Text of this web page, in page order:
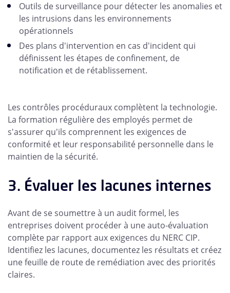
Outils de surveillance pour détecter les anomalies et
les intrusions dans les environnements
opérationnels
Des plans d'intervention en cas d'incident qui
définissent les étapes de confinement, de
notification et de rétablissement.
Les contrôles procéduraux complètent la technologie.
La formation régulière des employés permet de
s'assurer qu'ils comprennent les exigences de
conformité et leur responsabilité personnelle dans le
maintien de la sécurité.
3. Évaluer les lacunes internes
Avant de se soumettre à un audit formel, les
entreprises doivent procéder à une auto-évaluation
complète par rapport aux exigences du NERC CIP.
Identifiez les lacunes, documentez les résultats et créez
une feuille de route de remédiation avec des priorités
claires.